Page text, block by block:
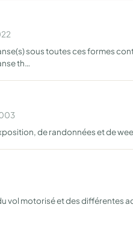
sous toutes ces formes
th…
de randonnées et de
vol motorisé et des